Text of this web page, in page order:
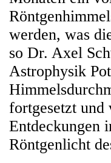
werden, was
so Dr. Axel
Astrophysik
fortgesetzt und
Entdeckungen
Röntgenlicht